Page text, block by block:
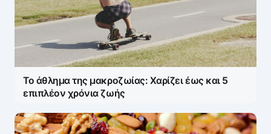
Το άθλημα της μακροζωίας: Χαρίζει έως και 5
επιπλέον χρόνια ζωής